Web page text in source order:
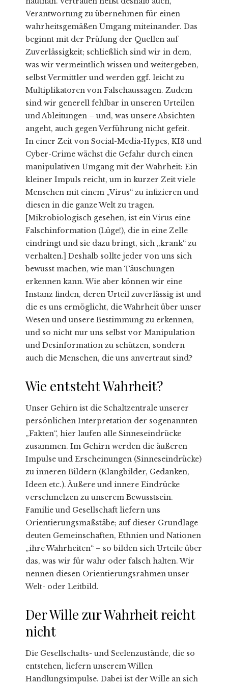
Verantwortung zu übernehmen für einen
wahrheitsgemäßen Umgang miteinander. Das
beginnt mit der Prüfung der Quellen auf
Zuverlässigkeit; schließlich sind wir in dem,
was wir vermeintlich wissen und weitergeben,
selbst Vermittler und werden ggf. leicht zu
Multiplikatoren von Falschaussagen. Zudem
sind wir generell fehlbar in unseren Urteilen
und Ableitungen – und, was unsere Absichten
angeht, auch gegen Verführung nicht gefeit.
In einer Zeit von Social-Media-Hypes, KI3 und
Cyber-Crime wächst die Gefahr durch einen
manipulativen Umgang mit der Wahrheit: Ein
kleiner Impuls reicht, um in kurzer Zeit viele
Menschen mit einem „Virus“ zu infizieren und
diesen in die ganze Welt zu tragen.
[Mikrobiologisch gesehen, ist ein Virus eine
Falschinformation (Lüge!), die in eine Zelle
eindringt und sie dazu bringt, sich „krank“ zu
verhalten.] Deshalb sollte jeder von uns sich
bewusst machen, wie man Täuschungen
erkennen kann. Wie aber können wir eine
Instanz finden, deren Urteil zuverlässig ist und
die es uns ermöglicht, die Wahrheit über unser
Wesen und unsere Bestimmung zu erkennen,
und so nicht nur uns selbst vor Manipulation
und Desinformation zu schützen, sondern
auch die Menschen, die uns anvertraut sind?
Wie entsteht Wahrheit?
Unser Gehirn ist die Schaltzentrale unserer
persönlichen Interpretation der sogenannten
„Fakten“, hier laufen alle Sinneseindrücke
zusammen. Im Gehirn werden die äußeren
Impulse und Erscheinungen (Sinneseindrücke)
zu inneren Bildern (Klangbilder, Gedanken,
Ideen etc.). Äußere und innere Eindrücke
verschmelzen zu unserem Bewusstsein.
Familie und Gesellschaft liefern uns
Orientierungsmaßstäbe; auf dieser Grundlage
deuten Gemeinschaften, Ethnien und Nationen
„ihre Wahrheiten“ – so bilden sich Urteile über
das, was wir für wahr oder falsch halten. Wir
nennen diesen Orientierungsrahmen unser
Welt- oder Leitbild.
Der Wille zur Wahrheit reicht
nicht
Die Gesellschafts- und Seelenzustände, die so
entstehen, liefern unserem Willen
Handlungsimpulse. Dabei ist der Wille an sich